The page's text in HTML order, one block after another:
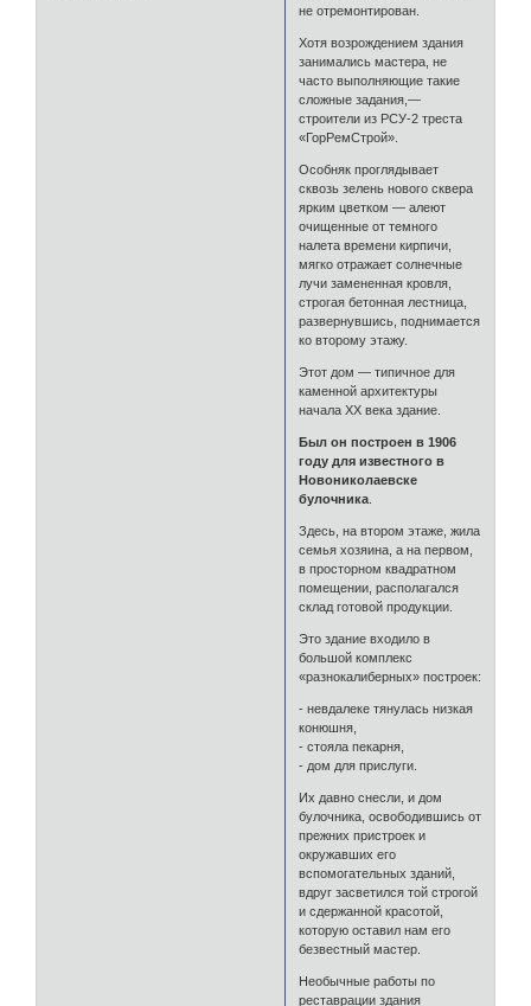
не отремонтирован.
Хотя возрождением здания
занимались мастера, не
часто выполняющие такие
сложные задания,—
строители из РСУ-2 треста
«ГорРемСтрой».
Особняк проглядывает
сквозь зелень нового сквера
ярким цветком — алеют
очищенные от темного
налета времени кирпичи,
мягко отражает солнечные
лучи замененная кровля,
строгая бетонная лестница,
развернувшись, поднимается
ко второму этажу.
Этот дом — типичное для
каменной архитектуры
начала XX века здание.
Был он построен в 1906
году для известного в
Новониколаевске
булочника
Здесь, на втором этаже, жила
семья хозяина, а на первом,
в просторном квадратном
помещении, располагался
склад готовой продукции.
Это здание входило в
большой комплекс
«разнокалиберных» построек:
- невдалеке тянулась низкая
конюшня,
- стояла пекарня,
- дом для прислуги.
Их давно снесли, и дом
булочника, освободившись от
прежних пристроек и
окружавших его
вспомогательных зданий,
вдруг засветился той строгой
и сдержанной красотой,
которую оставил нам его
безвестный мастер.
Необычные работы по
реставрации здания